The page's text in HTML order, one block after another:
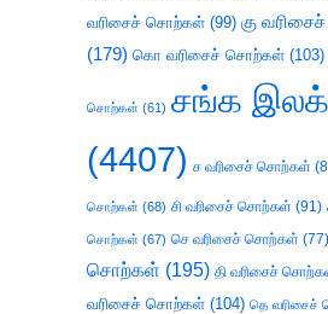
வரிசைச் சொற்கள் (99) கு
(179) கொ வரிசைச் சொற்கள் (103)
சொற்கள் (61) சங்க
(4407) ச வரிசைச் சொற்கள்
சொற்கள் (68) சி வரிசைச் சொற்கள் (91)
சொற்கள் (67) செ வரிசைச் சொற்கள் (77)
சொற்கள் (195) தி வரிசைச்
வரிசைச் சொற்கள் (104) தெ வரிசைச்